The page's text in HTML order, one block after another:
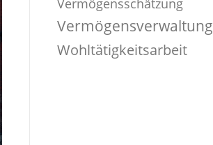
Vermögensschätzung
Vermögensverwaltung
Wohltätigkeitsarbeit